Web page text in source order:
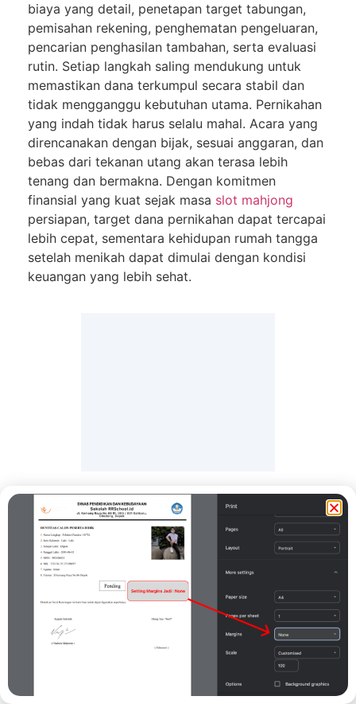
biaya yang detail, penetapan target tabungan,
pemisahan rekening, penghematan pengeluaran,
pencarian penghasilan tambahan, serta evaluasi
rutin. Setiap langkah saling mendukung untuk
memastikan dana terkumpul secara stabil dan
tidak mengganggu kebutuhan utama. Pernikahan
yang indah tidak harus selalu mahal. Acara yang
direncanakan dengan bijak, sesuai anggaran, dan
bebas dari tekanan utang akan terasa lebih
tenang dan bermakna. Dengan komitmen
finansial yang kuat sejak masa slot mahjong
persiapan, target dana pernikahan dapat tercapai
lebih cepat, sementara kehidupan rumah tangga
setelah menikah dapat dimulai dengan kondisi
keuangan yang lebih sehat.
Pending
Demikian Surat Keterangan ini kami buat untuk dapat digunakan
seperlunya.
Print